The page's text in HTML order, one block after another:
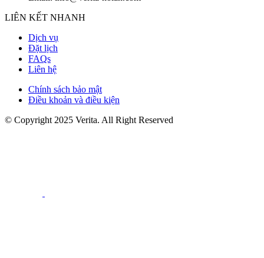
LIÊN KẾT NHANH
Dịch vụ
Đặt lịch
FAQs
Liên hệ
Chính sách bảo mật
Điều khoản và điều kiện
© Copyright 2025 Verita. All Right Reserved